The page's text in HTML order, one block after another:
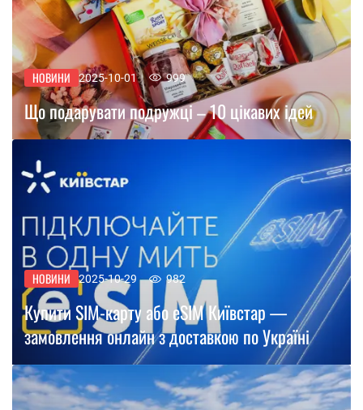
НОВИНИ 2025-10-01 999
Що подарувати подружці – 10 цікавих ідей
НОВИНИ 2025-10-29 982
Купити SIM-карту або eSIM Київстар —
замовлення онлайн з доставкою по Україні